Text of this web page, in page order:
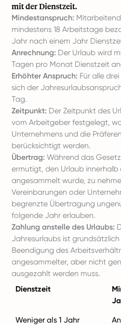
mit der Dienstzeit.
Mindestanspruch:
mindestens 18 Arbeitstage
Jahr nach einem Jahr
Anrechnung: Der Urlaub wird
Tagen pro Monat Dienstzeit
Erhöhter Anspruch: Für alle
sich der
Tag.
Zeitpunkt: Der Zeitpunkt des
vom Arbeitgeber festgelegt,
Unternehmens und die
berücksichtigt werden.
Übertrag: Während das
ermutigt, den Urlaub innerhalb
angesammelt wurde, zu
Vereinbarungen oder
begrenzte Übertragung
folgende Jahr erlauben.
Zahlung anstelle des Urlaubs:
Jahresurlaubs ist
Beendigung des
angesammelter, aber nicht
ausgezahlt werden muss.
Dienstzeit
Weniger als 1 Jahr